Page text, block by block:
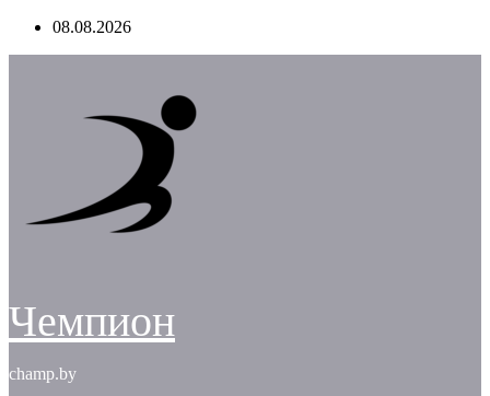
Перейти08.08.2026
Чемпион
champ.by